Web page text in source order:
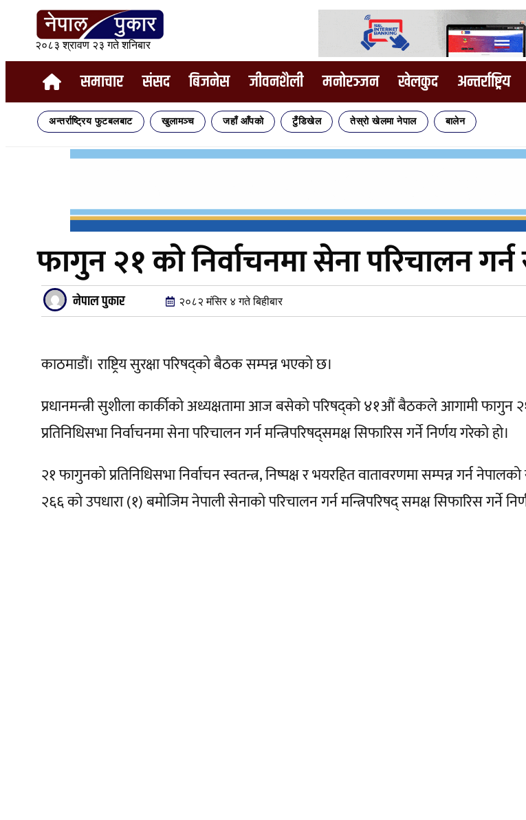
२०८३ श्रावण २३ गते शनिबार
समाचार संसद बिजनेस जीवनशैली मनोरञ्जन खेलकुद अन्तर्राष्ट्रिय
अन्तर्राष्ट्रिय फुटबलबाट खुलामञ्च जहाँ आँपको टुँडिखेल तेस्रो खेलमा नेपाल बालेन
फागुन २१ को निर्वाचनमा सेना परिचालन
नेपाल पुकार २०८२ मंसिर ४ गते बिहीबार
काठमाडौं। राष्ट्रिय सुरक्षा परिषद्को बैठक सम्पन्न भएको छ।
प्रधानमन्त्री सुशीला कार्कीको अध्यक्षतामा आज बसेको परिषद्को ४१औं बैठकले आगामी फागुन
प्रतिनिधिसभा निर्वाचनमा सेना परिचालन गर्न मन्त्रिपरिषद्समक्ष सिफारिस गर्ने निर्णय गरेको हो।
२१ फागुनको प्रतिनिधिसभा निर्वाचन स्वतन्त्र, निष्पक्ष र भयरहित वातावरणमा सम्पन्न गर्न
२६६ को उपधारा (१) बमोजिम नेपाली सेनाको परिचालन गर्न मन्त्रिपरिषद् समक्ष सिफारिस गर्ने